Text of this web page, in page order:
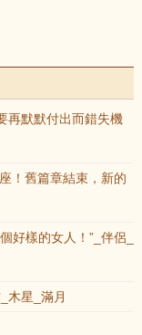
再默默付出而錯失機
！舊篇章結束，新的
好樣的女人！”_伴侶_
木星_滿月